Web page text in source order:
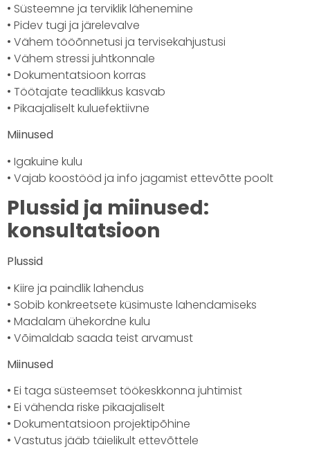
• Süsteemne ja terviklik lähenemine
• Pidev tugi ja järelevalve
• Vähem tööõnnetusi ja tervisekahjustusi
• Vähem stressi juhtkonnale
• Dokumentatsioon korras
• Töötajate teadlikkus kasvab
• Pikaajaliselt kuluefektiivne
Miinused
• Igakuine kulu
• Vajab koostööd ja info jagamist ettevõtte poolt
Plussid ja miinused:
konsultatsioon
Plussid
• Kiire ja paindlik lahendus
• Sobib konkreetsete küsimuste lahendamiseks
• Madalam ühekordne kulu
• Võimaldab saada teist arvamust
Miinused
• Ei taga süsteemset töökeskkonna juhtimist
• Ei vähenda riske pikaajaliselt
• Dokumentatsioon projektipõhine
• Vastutus jääb täielikult ettevõttele